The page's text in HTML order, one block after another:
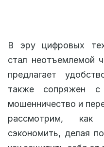
В эру цифровых
стал неотъемлемой
предлагает
также сопряжен с
мошенничество и
рассмотрим,
сэкономить, делая